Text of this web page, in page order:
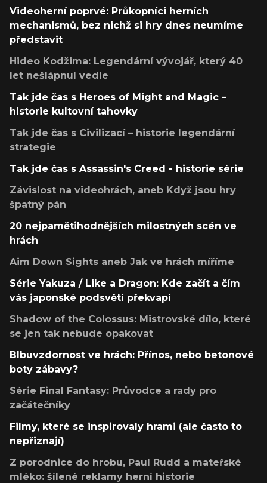
Videoherní poprvé: Průkopníci herních
mechanismů, bez nichž si hry dnes neumíme
představit
Hideo Kodžima: Legendární vývojář, který 40
let nešlápnul vedle
Tak jde čas s Heroes of Might and Magic –
historie kultovní tahovky
Tak jde čas s Civilizací – historie legendární
strategie
Tak jde čas s Assassin's Creed - historie série
Závislost na videohrách, aneb Když jsou hry
špatný pán
20 nejpamětihodnějších milostných scén ve
hrách
Aim Down Sights aneb Jak ve hrách míříme
Série Yakuza / Like a Dragon: Kde začít a čím
vás japonské podsvětí překvapí
Shadow of the Colossus: Mistrovské dílo, které
se jen tak nebude opakovat
Blbuvzdornost ve hrách: Přínos, nebo betonové
boty zábavy?
Série Final Fantasy: Průvodce a rady pro
začátečníky
Filmy, které se inspirovaly hrami (ale často to
nepřiznají)
Z porodnice do hrobu, Paul Rudd a mateřské
mléko: šílené reklamy herní historie